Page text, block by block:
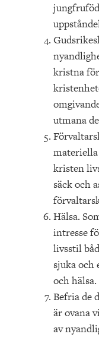
kristna
utmana
kristen
säck och
Hälsa.
intresse
livsstil
sjuka och
och hälsa.
Befria de
är ovana
av